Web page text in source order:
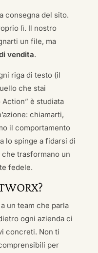
consegna del sito.
lì. Il nostro
un file, ma
vendita.
riga di testo (il
che stai
è studiata
chiamarti,
il comportamento
lo spinge a fidarsi di
trasformano un
fedele.
un team che parla
ogni azienda ci
concreti. Non ti
per